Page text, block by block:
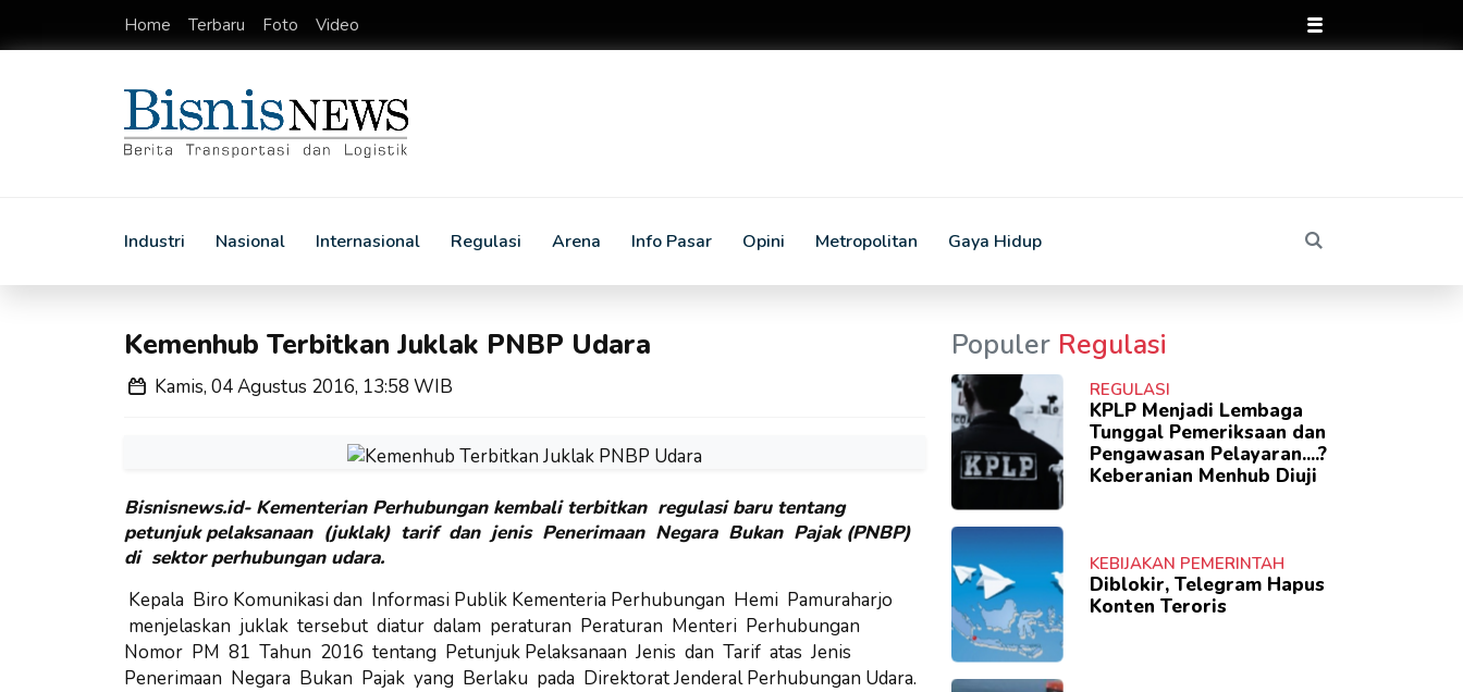
Home Terbaru Foto Video
Industri Nasional Internasional Regulasi Arena Info Pasar Opini Metropolitan Gaya Hidup
Kemenhub Terbitkan Juklak PNBP Udara
Kamis, 04 Agustus 2016, 13:58 WIB
Bisnisnews.id- Kementerian Perhubungan kembali terbitkan regulasi baru tentang
petunjuk pelaksanaan (juklak) tarif dan jenis Penerimaan Negara Bukan Pajak (PNBP)
di sektor perhubungan udara.
Kepala Biro Komunikasi dan Informasi Publik Kementeria Perhubungan Hemi Pamuraharjo
menjelaskan juklak tersebut diatur dalam peraturan Peraturan Menteri Perhubungan
Nomor PM 81 Tahun 2016 tentang Petunjuk Pelaksanaan Jenis dan Tarif atas Jenis
Penerimaan Negara Bukan Pajak yang Berlaku pada Direktorat Jenderal Perhubungan Udara.
Populer Regulasi
REGULASI
KPLP Menjadi Lembaga
Tunggal Pemeriksaan dan
Pengawasan Pelayaran....?
Keberanian Menhub Diuji
KEBIJAKAN PEMERINTAH
Diblokir, Telegram Hapus
Konten Teroris